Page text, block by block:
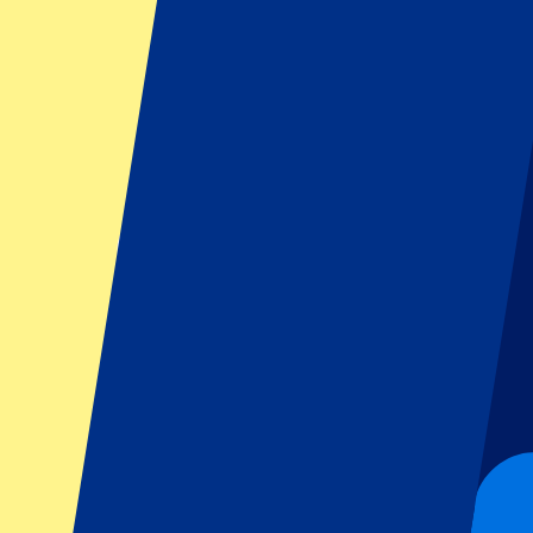
Vos informations seront utilisées conformément à notre
Footer menu
Les meilleurs clubs
West Ham United
Manchester United
Tottenham Hotspur
FC Barcelona
Real Madrid
AC Milan
SSC Napoli
Événements populaires
GP de Barcelone